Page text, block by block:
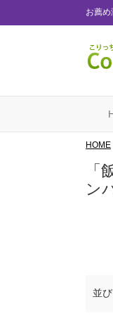
お薦
HOME
ン
並